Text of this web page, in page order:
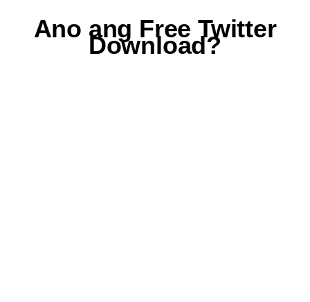
Ano ang Free Twitter
Download?